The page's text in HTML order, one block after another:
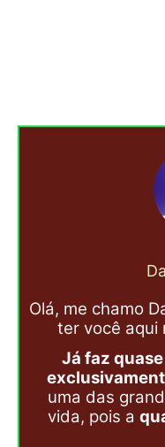
Olá, me chamo
ter você aqui
Já faz
uma das
vida, pois a